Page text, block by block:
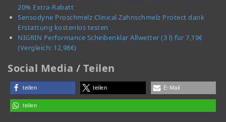
20% Extra-Rabatt
Sensodyne Proschmelz Clinical Zahnschmelz Protect dank
Erstattung kostenlos testen
NIGRIN Performance Scheibenklar Allwetter (3 l) für 7,19€
(Vergleich: 12,98€)
Social Media / Teilen
teilen teilen E-Mail
teilen